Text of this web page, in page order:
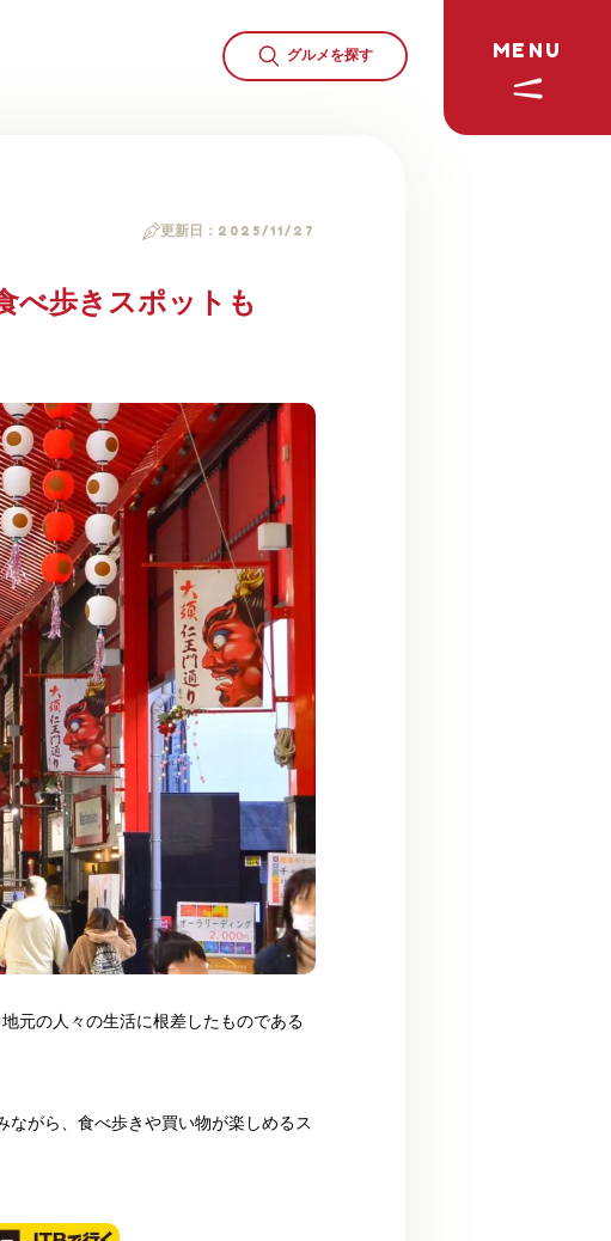
MENU
グルメを探す
更新日： 2025/11/27
べ歩きスポットも
元の人々の生活に根差したものである
ながら、食べ歩きや買い物が楽しめるス